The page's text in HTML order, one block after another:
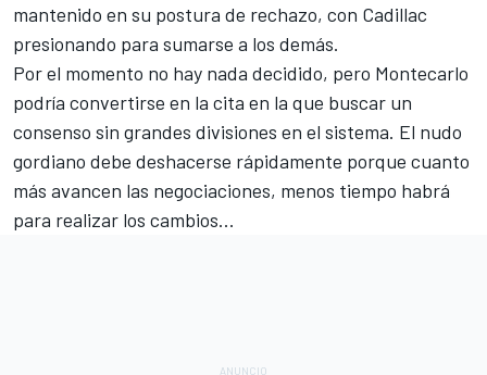
mantenido en su postura de rechazo, con Cadillac
presionando para sumarse a los demás.
Por el momento no hay nada decidido, pero Montecarlo
podría convertirse en la cita en la que buscar un
consenso sin grandes divisiones en el sistema. El nudo
gordiano debe deshacerse rápidamente porque cuanto
más avancen las negociaciones, menos tiempo habrá
para realizar los cambios...